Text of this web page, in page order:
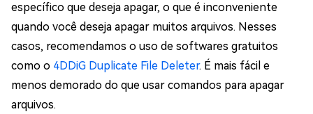
específico que deseja apagar, o que é inconveniente
quando você deseja apagar muitos arquivos. Nesses
casos, recomendamos o uso de softwares gratuitos
como o 4DDiG Duplicate File Deleter. É mais fácil e
menos demorado do que usar comandos para apagar
arquivos.